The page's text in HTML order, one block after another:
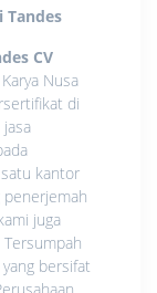
Tandes
CV
Nusa
di
kantor
juga
bersifat